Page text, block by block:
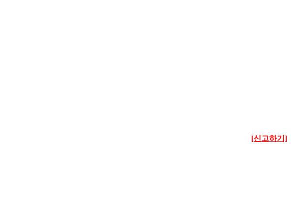
[신고하기]